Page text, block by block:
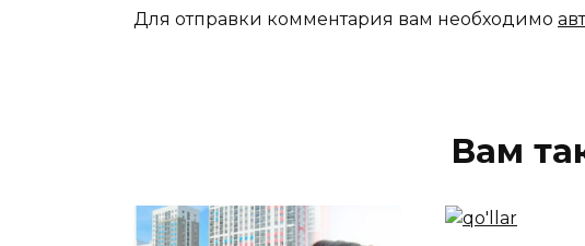
Для отправки комментария вам необходимо
Вам